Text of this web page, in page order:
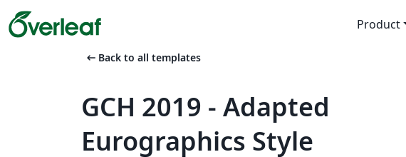
Product
arrow_left_alt Back to all templates
GCH 2019 - Adapted
Eurographics Style